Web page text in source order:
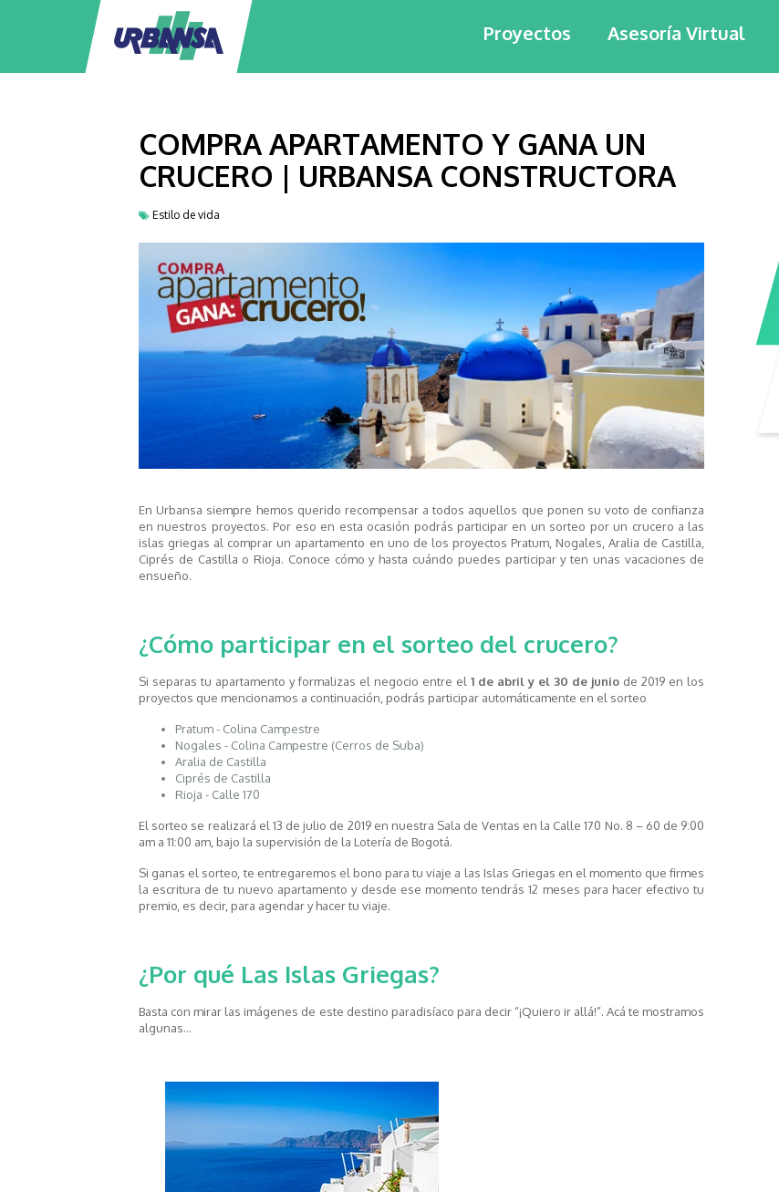
Proyectos Asesoría Virtual
COMPRA APARTAMENTO Y GANA UN
CRUCERO | URBANSA CONSTRUCTORA
Estilo de vida
En Urbansa siempre hemos querido recompensar a todos aquellos que ponen su voto de confianza
en nuestros proyectos. Por eso en esta ocasión podrás participar en un sorteo por un crucero a las
islas griegas al comprar un apartamento en uno de los proyectos Pratum, Nogales, Aralia de Castilla,
Ciprés de Castilla o Rioja. Conoce cómo y hasta cuándo puedes participar y ten unas vacaciones de
ensueño.
¿Cómo participar en el sorteo del crucero?
Si separas tu apartamento y formalizas el negocio entre el1 de abril y el 30 de junio de 2019 en los
proyectos que mencionamos a continuación, podrás participar automáticamente en el sorteo
Pratum - Colina Campestre
Nogales - Colina Campestre (Cerros de Suba)
Aralia de Castilla
Ciprés de Castilla
Rioja - Calle 170
El sorteo se realizará el 13 de julio de 2019 en nuestra Sala de Ventas en la Calle 170 No. 8 – 60 de 9:00
am a 11:00 am, bajo la supervisión de la Lotería de Bogotá.
Si ganas el sorteo, te entregaremos el bono para tu viaje a las Islas Griegas en el momento que firmes
la escritura de tu nuevo apartamento y desde ese momento tendrás 12 meses para hacer efectivo tu
premio, es decir, para agendar y hacer tu viaje.
¿Por qué Las Islas Griegas?
Basta con mirar las imágenes de este destino paradisíaco para decir “¡Quiero ir allá!”. Acá te mostramos
algunas…